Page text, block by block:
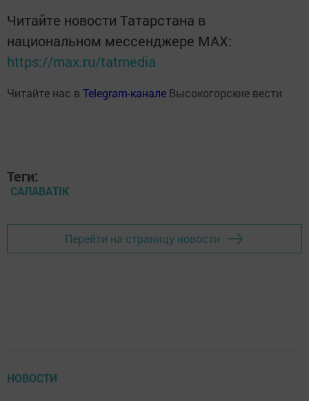
Читайте новости Татарстана в
национальном мессенджере MАХ:
https://max.ru/tatmedia
Читайте нас в Telegram-канале Высокогорские вести
Теги:
САЛАВАTIK
Перейти на страницу новости
НОВОСТИ